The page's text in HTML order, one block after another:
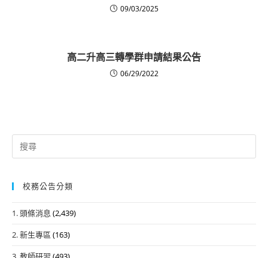
09/03/2025
高二升高三轉學群申請結果公告
06/29/2022
Search
for:
校務公告分類
1. 頭條消息 (2,439)
2. 新生專區 (163)